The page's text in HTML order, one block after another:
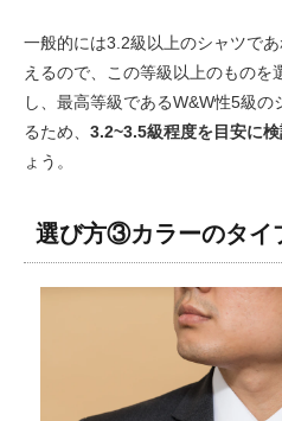
一般的には3.2級以上のシャツで
えるので、この等級以上のものを
し、最高等級であるW&W性5級
るため、 3.2~3.5級程度を目安に
ょう。
選び方③カラーのタイ